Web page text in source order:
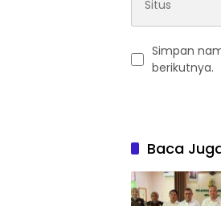
Simpan
berikutnya.
Baca